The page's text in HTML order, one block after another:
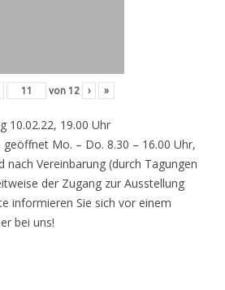
von 12 › »
10.02.22, 19.00 Uhr
geöffnet Mo. – Do. 8.30 – 16.00 Uhr,
nach Vereinbarung (durch Tagungen
der Zugang zur Ausstellung
informieren Sie sich vor einem
bei uns!